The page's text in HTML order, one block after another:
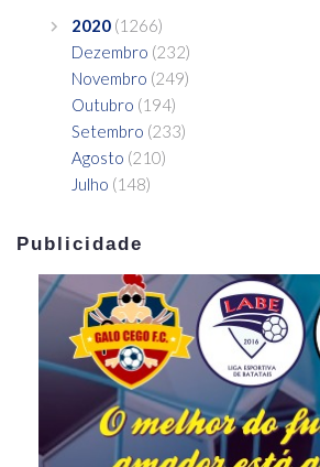
2020 (1266)
Dezembro (232)
Novembro (249)
Outubro (194)
Setembro (233)
Agosto (210)
Julho (148)
Publicidade